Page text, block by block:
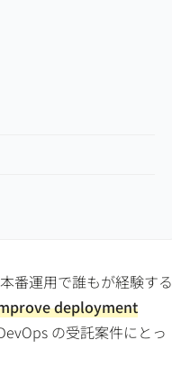
番運用で誰もが経験する
deployment
の受託案件にとっ